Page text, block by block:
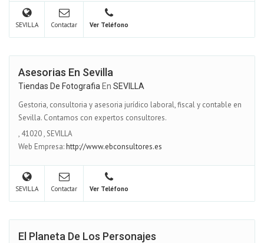
SEVILLA Contactar Ver Teléfono
Asesorias En Sevilla
Tiendas De Fotografia En SEVILLA
Gestoria, consultoria y asesoria jurídico laboral, fiscal y contable en
Sevilla. Contamos con expertos consultores.
, 41020,SEVILLA
Web Empresa:http://www.ebconsultores.es
SEVILLA Contactar Ver Teléfono
El Planeta De Los Personajes